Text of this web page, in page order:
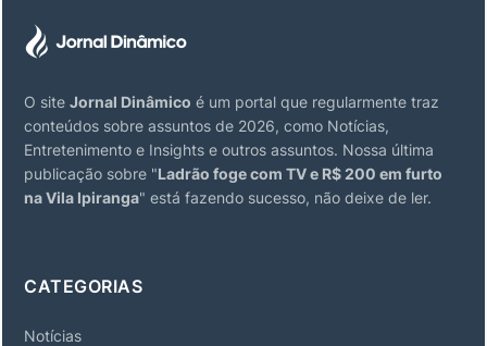
O site Jornal Dinâmico é um portal que regularmente traz
conteúdos sobre assuntos de 2026, como Notícias,
Entretenimento e Insights e outros assuntos. Nossa última
publicação sobre "Ladrão foge com TV e R$ 200 em furto
na Vila Ipiranga" está fazendo sucesso, não deixe de ler.
CATEGORIAS
Notícias